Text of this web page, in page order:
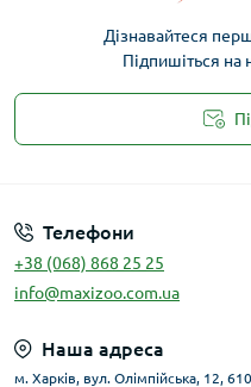
Дізнавайтеся
Підпишіться на
Телефони
+38 (068) 868 25 25
info@maxizoo.com.ua
Наша адреса
м. Харків, вул. Олімпійська, 12,